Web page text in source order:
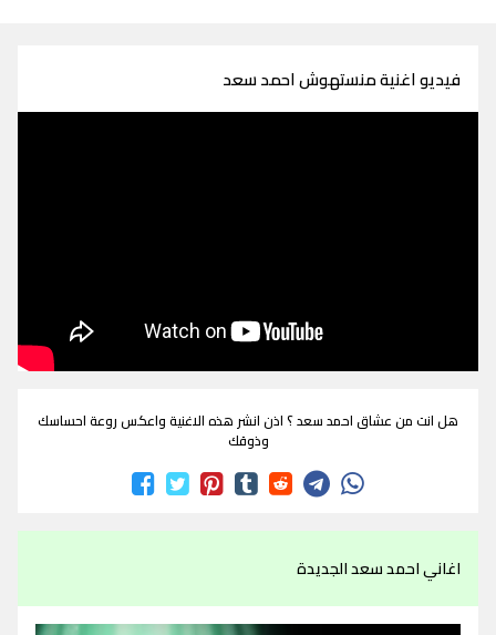
فيديو اغنية منستهوش احمد سعد
هل انت من عشاق احمد سعد ؟ اذن انشر هذه الاغنية واعكس روعة احساسك
وذوقك
اغاني احمد سعد الجديدة